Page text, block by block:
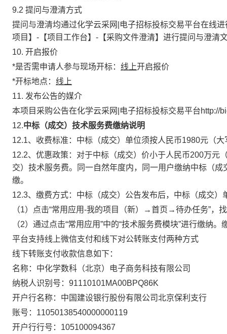
9.2 提问与澄清方式
提问与澄清均通过化学云采网|电子招标投标交易平台在线
项目】 - 【项目工作台】 - 【采购文件澄清】进行提问与澄清
10. 开启报价
*是否需申请人参与现场开标： 线上开启报价
*开标地点： 线上
11. 发布公告的媒介
本项目采购公告在化学云采网|电子招标投标交易平台http://
12.中标（成交）技术服务费缴纳说明
12.1、收费标准：中标（成交）单位须按人民币1980元（
12.2、优惠政策：对于中标（成交）价小于人民币200万元
交）技术服务费。同一自然年度内，同一用户缴纳中标（
缴。
12.3、缴费方式： 中标（成交）公告发布后，中标（成交
（1）点击“常用应用-我的项目（新）→首页→待办任务”，
（2）通过点击“常用应用”中的“技术服务费模块”进行缴纳
平台支持线上微信支付和线下对公转账支付两种方式
线下转账支付收款信息如下：
名称：中化学数科（北京）电子商务科技有限公司
纳税人识别号：91110101MA00BPQ86K
开户行名称：中国建设银行股份有限公司北京保利支行
账号：11050138540000000119
开户行行号：105100094367